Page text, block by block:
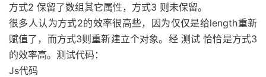
方式2 保留了数组其它属性，方式3 则未保留。
很多人认为方式2的效率很高些，因为仅仅是给length重新
赋值了，而方式3则重新建立个对象。经 测试 恰恰是方式3
的效率高。测试代码：
Js代码